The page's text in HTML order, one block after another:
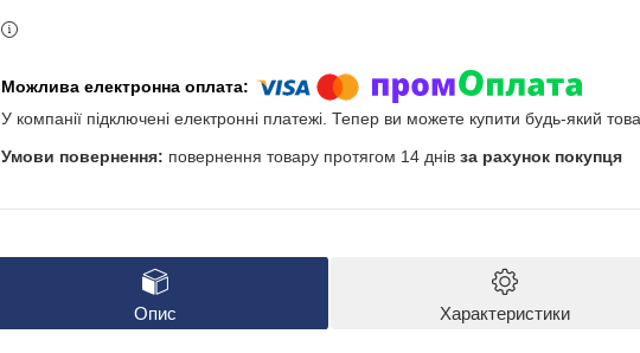
У компанії підключені електронні платежі. Тепер ви можете купити будь-який
повернення товару протягом 14 днів за рахунок покупця
Опис Характеристики